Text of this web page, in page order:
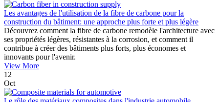
Les avantages de l'utilisation de la fibre de carbone pour la
construction du bâtiment: une approche plus forte et plus légère
Découvrez comment la fibre de carbone remodèle l'architecture avec
ses propriétés légères, résistantes à la corrosion, et comment il
contribue à créer des bâtiments plus forts, plus économes et
innovants pour l'avenir.
View More
12
Oct